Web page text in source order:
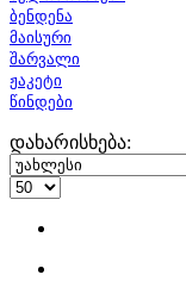
ბენდენა
მაისური
შარვალი
ჟაკეტი
წინდები
დახარისხება: